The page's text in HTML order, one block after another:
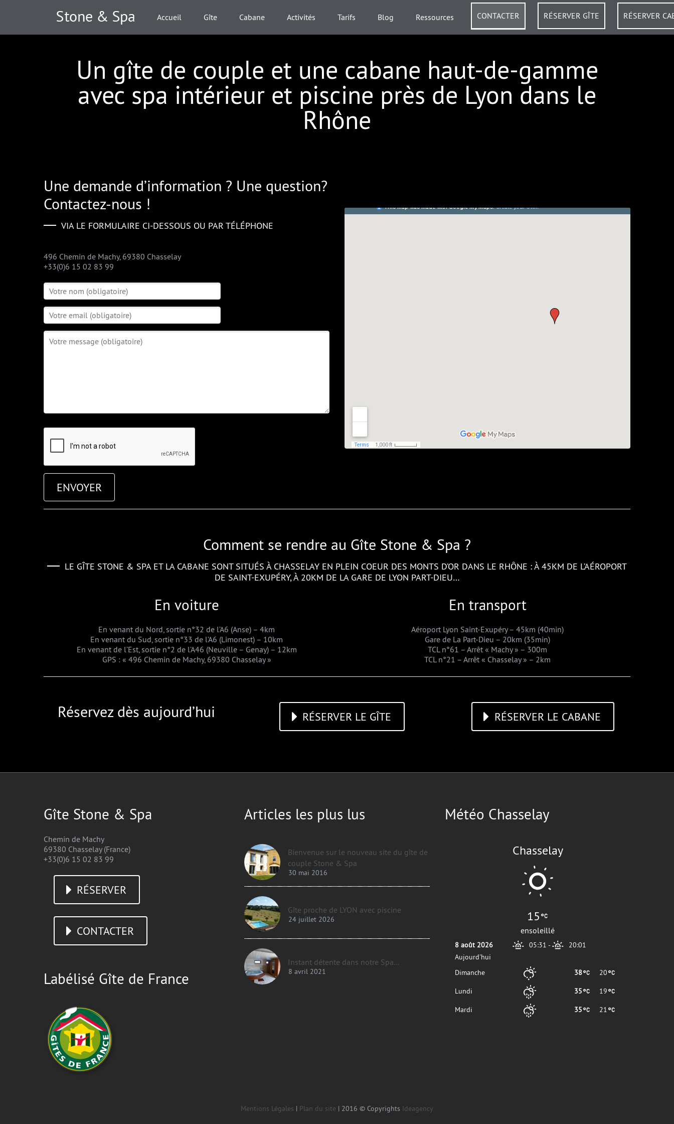
Accueil Gîte Cabane Activités Tarifs Blog Ressources CONTACTER RÉSERVER GÎTE RÉSERVER
Un gîte de couple et une cabane haut-de-gamme
avec spa intérieur et piscine près de Lyon dans le
Rhône
Une demande d’information ? Une question?
Contactez-nous !
VIA LE FORMULAIRE CI-DESSOUS OU PAR TÉLÉPHONE
496 Chemin de Machy, 69380 Chasselay
+33(0)6 15 02 83 99
Comment se rendre au Gîte Stone & Spa ?
LE GÎTE STONE & SPA ET LA CABANE SONT SITUÉS À CHASSELAY EN PLEIN COEUR DES MONTS D’OR DANS LE RHÔNE : À 45KM DE L’AÉROPORT
DE SAINT-EXUPÉRY, À 20KM DE LA GARE DE LYON PART-DIEU…
En voiture
En venant du Nord, sortie n°32 de l’A6 (Anse) – 4km
En venant du Sud, sortie n°33 de l’A6 (Limonest) – 10km
En venant de l’Est, sortie n°2 de l’A46 (Neuville – Genay) – 12km
GPS : « 496 Chemin de Machy, 69380 Chasselay »
En transport
Aéroport Lyon Saint-Exupéry – 45km (40min)
Gare de La Part-Dieu – 20km (35min)
TCL n°61 – Arrêt « Machy » – 300m
TCL n°21 – Arrêt « Chasselay » – 2km
Réservez dès aujourd’hui RÉSERVER LE GÎTE RÉSERVER LE CABANE
Gîte Stone & Spa
Chemin de Machy
69380 Chasselay (France)
+33(0)6 15 02 83 99
RÉSERVER
CONTACTER
Labélisé Gîte de France
Articles les plus lus
Bienvenue sur le nouveau site du gîte de
couple Stone & Spa
30 mai 2016
Gîte proche de LYON avec piscine
24 juillet 2026
Instant détente dans notre Spa...
8 avril 2021
Météo Chasselay
Chasselay
15
ensoleillé
8 août 2026
Aujourd'hui
05:31 - 20:01
Dimanche 20
38
Lundi 19
35
Mardi 21
35
Mentions Légales | Plan du site | 2016 © Copyrights Ideagency